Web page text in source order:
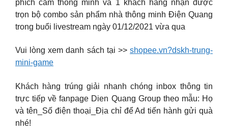
phích cắm thông minh và 1 khách hàng nhận được
trọn bộ combo sản phẩm nhà thông minh Điện Quang
trong buổi livestream ngày 01/12/2021 vừa qua
Vui lòng xem danh sách tại >> shopee.vn?dskh-trung-
mini-game
Khách hàng trúng giải nhanh chóng inbox thông tin
trực tiếp về fanpage Dien Quang Group theo mẫu: Họ
và tên_Số điện thoại_Địa chỉ để Ad tiến hành gửi quà
nhé!